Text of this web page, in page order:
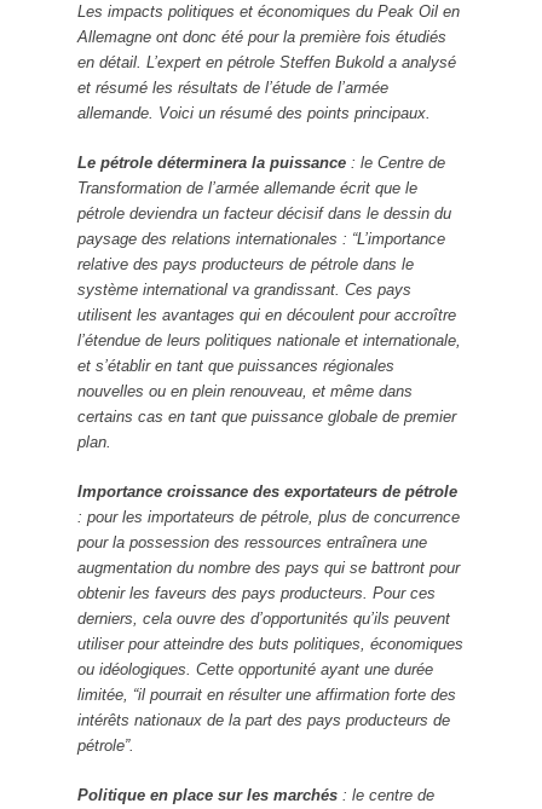
Les impacts politiques et économiques du Peak Oil en
Allemagne ont donc été pour la première fois étudiés
en détail. L’expert en pétrole Steffen Bukold a analysé
et résumé les résultats de l’étude de l’armée
allemande. Voici un résumé des points principaux.
Le pétrole déterminera la puissance : le Centre de
Transformation de l’armée allemande écrit que le
pétrole deviendra un facteur décisif dans le dessin du
paysage des relations internationales : “L’importance
relative des pays producteurs de pétrole dans le
système international va grandissant. Ces pays
utilisent les avantages qui en découlent pour accroître
l’étendue de leurs politiques nationale et internationale,
et s’établir en tant que puissances régionales
nouvelles ou en plein renouveau, et même dans
certains cas en tant que puissance globale de premier
plan.
Importance croissance des exportateurs de pétrole
: pour les importateurs de pétrole, plus de concurrence
pour la possession des ressources entraînera une
augmentation du nombre des pays qui se battront pour
obtenir les faveurs des pays producteurs. Pour ces
derniers, cela ouvre des d’opportunités qu’ils peuvent
utiliser pour atteindre des buts politiques, économiques
ou idéologiques. Cette opportunité ayant une durée
limitée, “il pourrait en résulter une affirmation forte des
intérêts nationaux de la part des pays producteurs de
pétrole”.
Politique en place sur les marchés : le centre de